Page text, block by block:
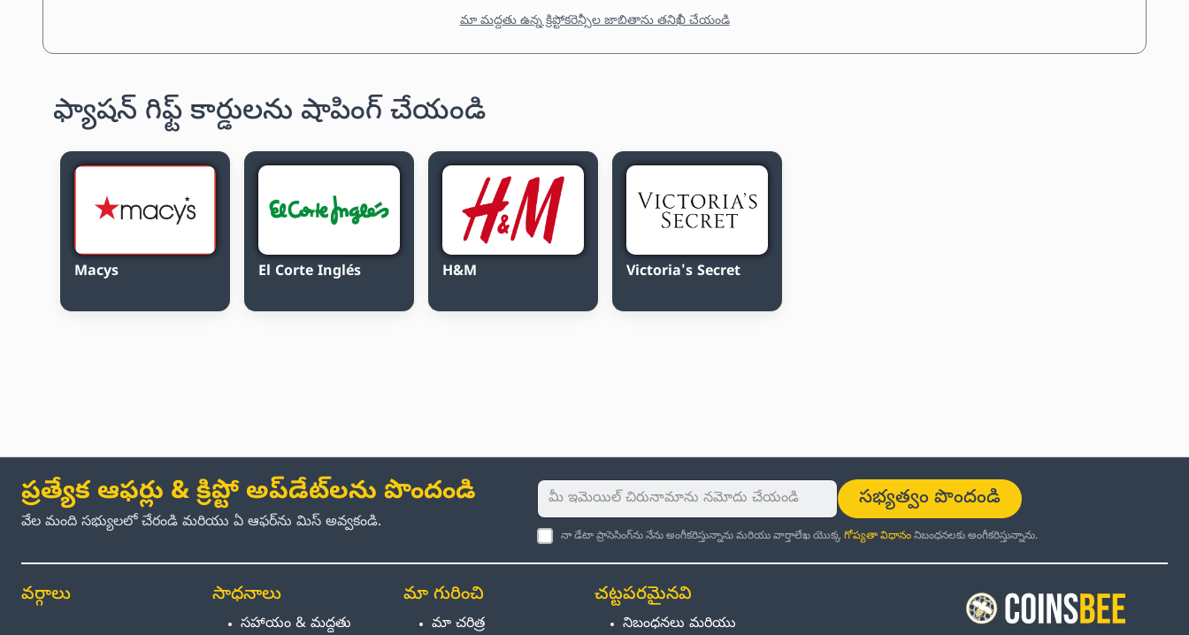
మా మద్దతు ఉన్న క్రిప్టోకరెన్సీల జాబితాను తనిఖీ చేయండి
ఫ్యాషన్ గిఫ్ట్ కార్డులను షాపింగ్ చేయండి
Macys El Corte Inglés H&M Victoria's Secret
ప్రత్యేక ఆఫర్లు & క్రిప్టో అప్‌డేట్‌లను పొందండి
వేల మంది సభ్యులలో చేరండి మరియు ఏ ఆఫర్‌ను మిస్ అవ్వకండి.
సభ్యత్వం పొందండి
నా డేటా ప్రాసెసింగ్‌ను నేను అంగీకరిస్తున్నాను మరియు వార్తాలేఖ యొక్కగోప్యతా విధానంనిబంధనలకు అంగీకరిస్తున్నాను.
వర్గాలు సాధనాలు
సహాయం & మద్దతు
మా గురించి
మా చరిత్ర
చట్టపరమైనవి
నిబంధనలు మరియు